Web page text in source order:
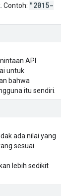
Contoh: "2015-
API
untuk
bahwa
itu sendiri.
ada nilai yang
sesuai.
lebih sedikit